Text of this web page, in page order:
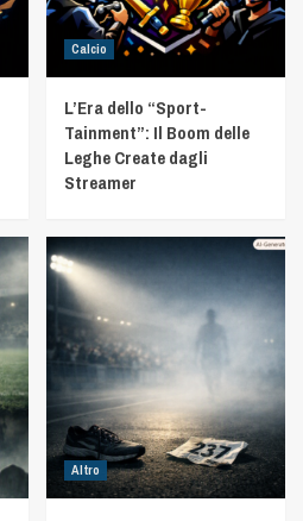
Calcio
L’Era dello “Sport-
Tainment”: Il Boom delle
Leghe Create dagli
Streamer
Altro